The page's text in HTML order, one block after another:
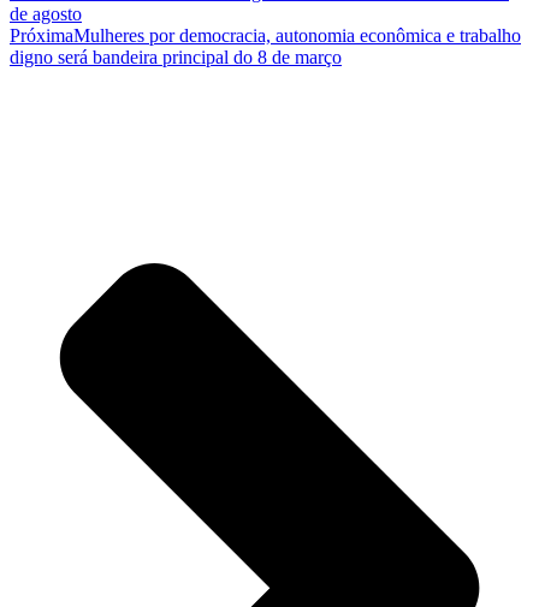
de agosto
PróximaMulheres por democracia, autonomia econômica e trabalho
digno será bandeira principal do 8 de março